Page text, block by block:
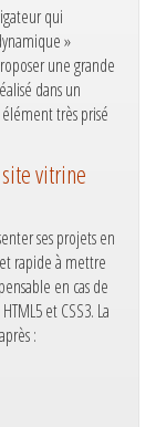
qui
»
une grande
dans un
très prisé
vitrine
ses projets en
rapide à mettre
en cas de
et CSS3. La
: